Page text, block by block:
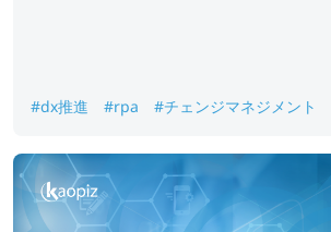
#dx推進 #rpa #チェンジマネジメント